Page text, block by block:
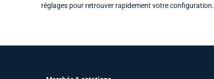
réglages pour retrouver rapidement votre configuration.